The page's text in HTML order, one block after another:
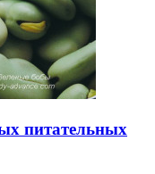
питательных